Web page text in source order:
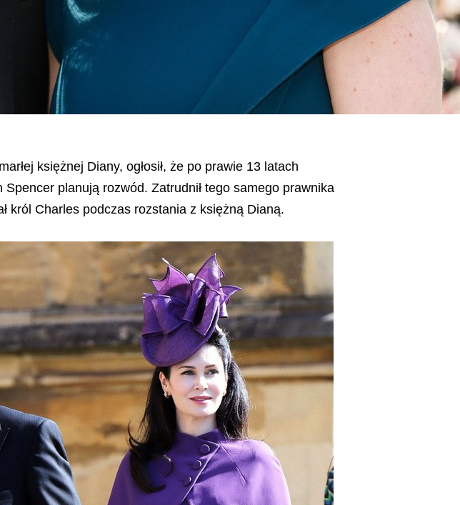
księżnej Diany, ogłosił, że po prawie 13 latach
Spencer planują rozwód. Zatrudnił tego samego prawnika
król Charles podczas rozstania z księżną Dianą.